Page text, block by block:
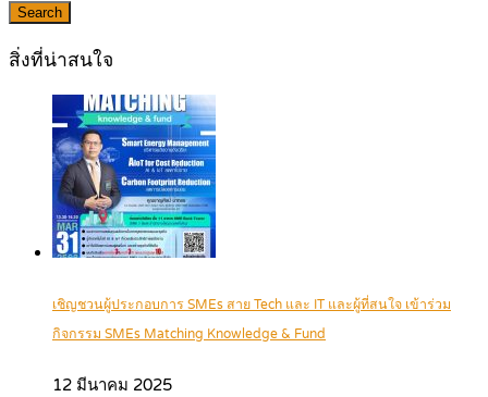
Search
สิ่งที่น่าสนใจ
เชิญชวนผู้ประกอบการ SMEs สาย Tech และ IT และผู้ที่สนใจ เข้าร่วม
กิจกรรม SMEs Matching Knowledge & Fund
12 มีนาคม 2025